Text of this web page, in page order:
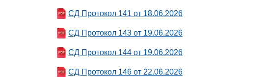
СД Протокол 141 от 18.06.2026
СД Протокол 143 от 19.06.2026
СД Протокол 144 от 19.06.2026
СД Протокол 146 от 22.06.2026